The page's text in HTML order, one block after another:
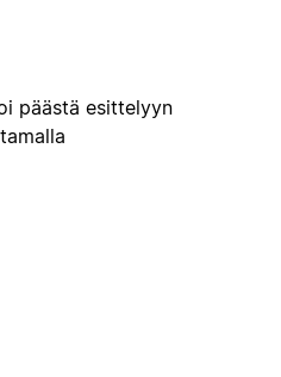
päästä esittelyyn